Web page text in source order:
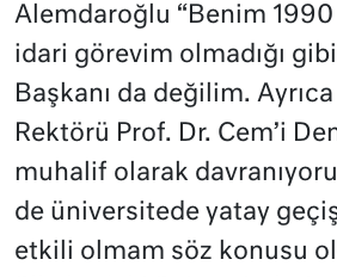
Alemdaroğlu “Benim 1990
idari görevim olmadığı
Başkanı da değilim.
Rektörü Prof. Dr. Cem’i
muhalif olarak
de üniversitede yatay
etkili olmam söz konusu